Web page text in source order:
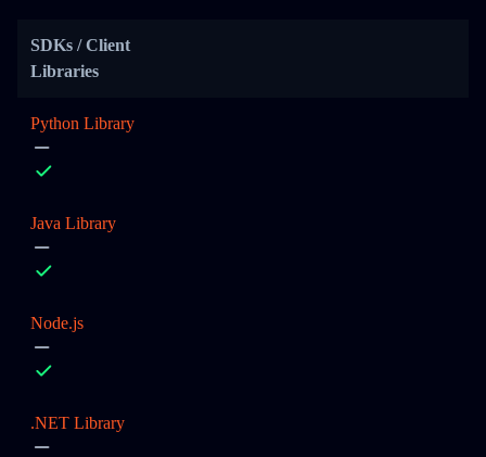
SDKs / Client
Libraries
Python Library
Java Library
Node.js
.NET Library